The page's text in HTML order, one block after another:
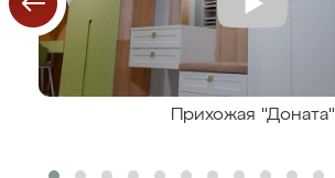
Прихожая "Доната"